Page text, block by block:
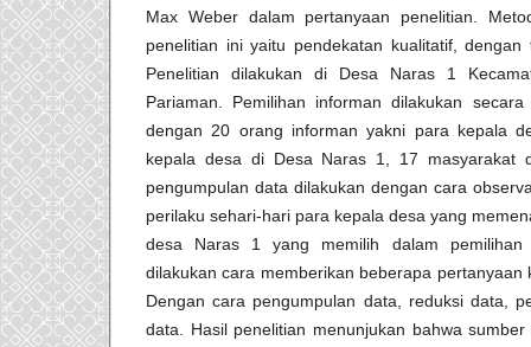
Max Weber dalam pertanyaan penelitian.
penelitian ini yaitu pendekatan kualitatif,
Penelitian dilakukan di Desa Naras 1
Pariaman. Pemilihan informan dilakukan secara
dengan 20 orang informan yakni para kepala
kepala desa di Desa Naras 1, 17 masyarakat
pengumpulan data dilakukan dengan cara
perilaku sehari-hari para kepala desa yang
desa Naras 1 yang memilih dalam pemilihan
dilakukan cara memberikan beberapa pertanyaan
Dengan cara pengumpulan data, reduksi data,
data. Hasil penelitian menunjukan bahwa